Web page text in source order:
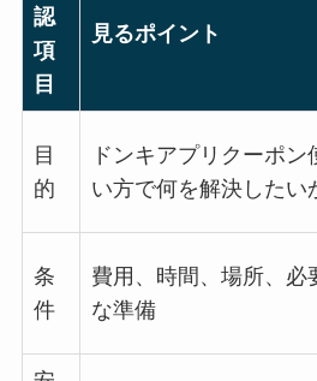
認
項
目
見るポイント
目
的
ドンキアプリクーポン
い方で何を解決したい
条
件
費用、時間、場所、必
な準備